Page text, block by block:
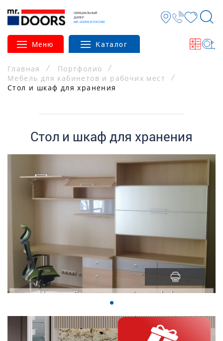
ОФИЦИАЛЬНЫЙ
ДИЛЕР
MR. DOORS В РОССИИ
Меню Каталог
Главная
Портфолио
Мебель для кабинетов и рабочих мест
Стол и шкаф для хранения
Стол и шкаф для хранения